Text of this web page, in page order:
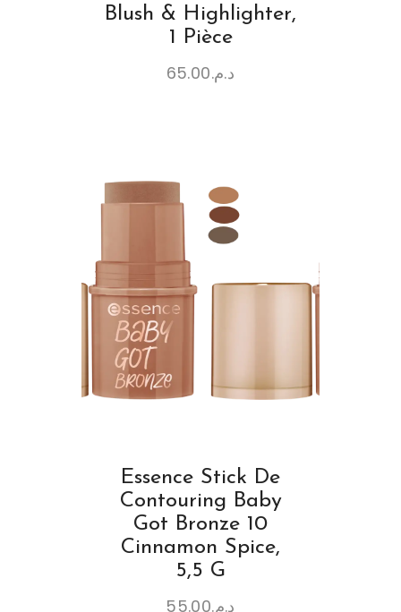
Blush & Highlighter,
1 Pièce
د.م.65.00
Essence Stick De
Contouring Baby
Got Bronze 10
Cinnamon Spice,
5,5 G
د.م.55.00